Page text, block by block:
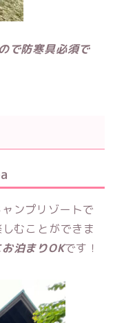
で防寒具必須で
ンプリゾートで
むことができま
泊まりOKです！